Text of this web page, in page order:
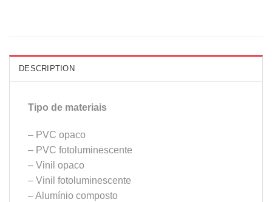
DESCRIPTION
Tipo de materiais
– PVC opaco
– PVC fotoluminescente
– Vinil opaco
– Vinil fotoluminescente
– Alumínio composto